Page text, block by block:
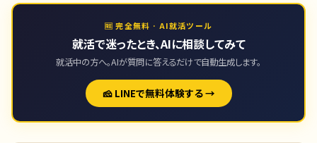
🆓 完全無料 · AI就活ツール
就活で迷ったとき、AIに相談してみて
就活中の方へ。AIが質問に答えるだけで自動生成します。
🧀 LINEで無料体験する →